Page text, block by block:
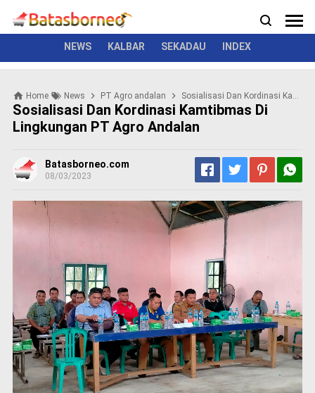
N
e
s
o
l
i
k
i
P
e
m
e
r
NEWS KALBAR SEKADAU INDEX
News Kriminal Seremonial
Home News PT Agro andalan Sosialisasi Dan Kordinasi Kamtibmas Di Lingkungan PT Agro Andalan
Sosialisasi Dan Kordinasi Kamtibmas Di
Lingkungan PT Agro Andalan
Batasborneo.com
08/03/2023